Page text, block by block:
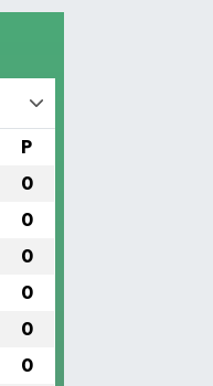
P
0
0
0
0
0
0